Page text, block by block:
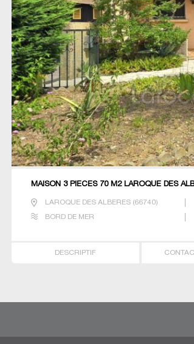
MAISON 3 PIECES 70 M2 LAROQUE DES
LAROQUE DES ALBERES(66740)
BORD DE MER
DESCRIPTIF